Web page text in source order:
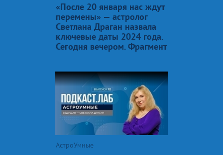
«После 20 января нас ждут
перемены» — астролог
Светлана Драган назвала
ключевые даты 2024 года.
Сегодня вечером. Фрагмент
АстроУмные